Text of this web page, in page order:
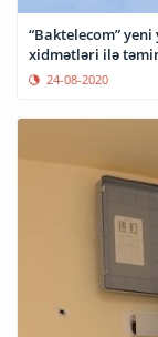
“Baktelecom”
xidmətləri ilə
24-08-2020